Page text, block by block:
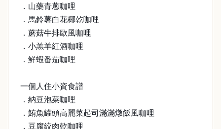
．山藥青蔥咖哩
．馬鈴薯白花椰乾咖哩
．蘑菇牛排歐風咖哩
．小羔羊紅酒咖哩
．鮮蝦番茄咖哩
一個人住小資食譜
．納豆泡菜咖哩
．鮪魚罐頭高麗菜起司滿滿燉飯風咖哩
．豆腐絞肉乾咖哩